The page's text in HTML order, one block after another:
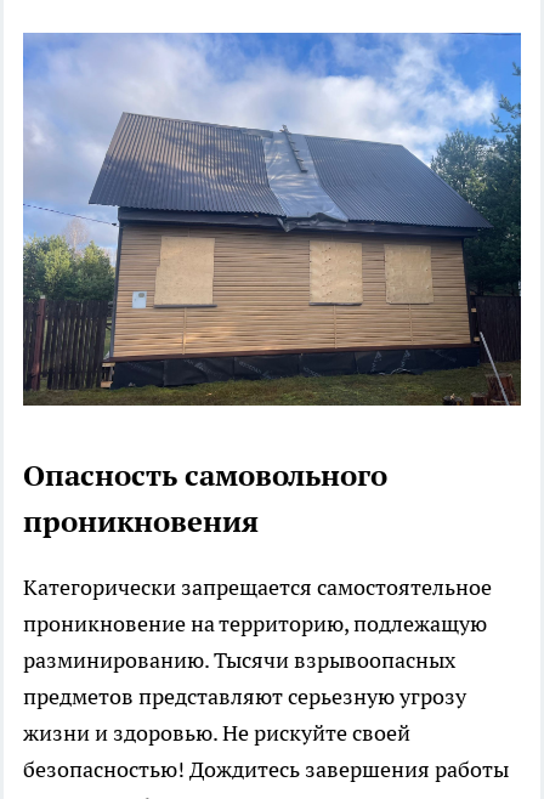
Опасность самовольного
проникновения
Категорически запрещается самостоятельное
проникновение на территорию, подлежащую
разминированию. Тысячи взрывоопасных
предметов представляют серьезную угрозу
жизни и здоровью. Не рискуйте своей
безопасностью! Дождитесь завершения работы